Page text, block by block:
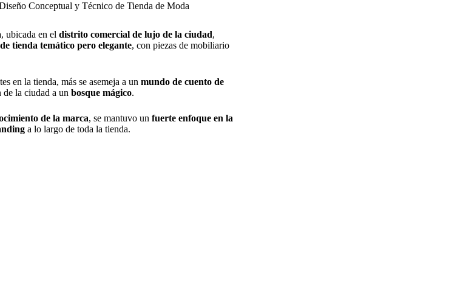
Conceptual y Técnico de Tienda de Moda
, ubicada en el distrito comercial de lujo de la ciudad,
tienda temático pero elegante, con piezas de mobiliario
en la tienda, más se asemeja a un mundo de cuento de
de la ciudad a un bosque mágico.
de la marca, se mantuvo un fuerte enfoque en la
a lo largo de toda la tienda.